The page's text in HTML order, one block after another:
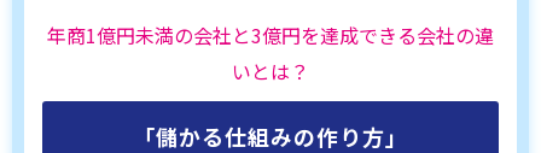
年商1億円未満の会社と3億円を達成できる会社の違
いとは？
「儲かる仕組みの作り方」